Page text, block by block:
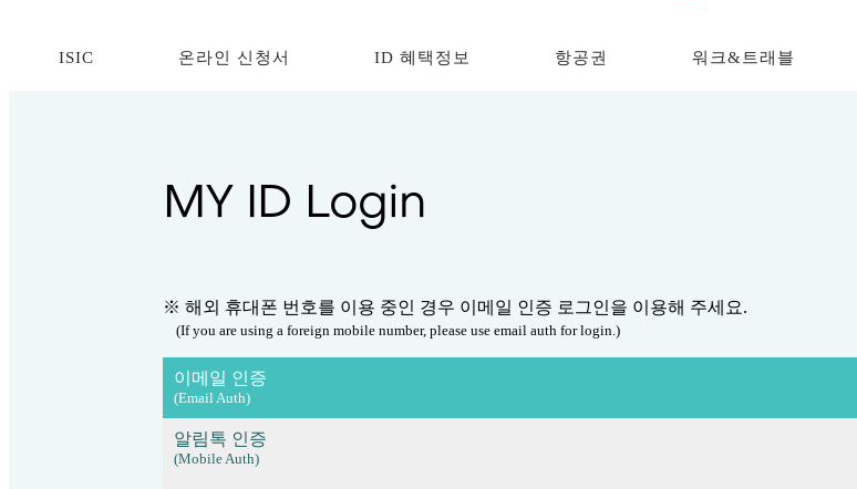
ISIC 온라인 신청서 ID 혜택정보 항공권 워크&트래블
MY ID Login
※ 해외 휴대폰 번호를 이용 중인 경우 이메일 인증 로그인을 이용해 주세요.
(If you are using a foreign mobile number, please use email auth for login.)
이메일 인증
(Email Auth)
알림톡 인증
(Mobile Auth)